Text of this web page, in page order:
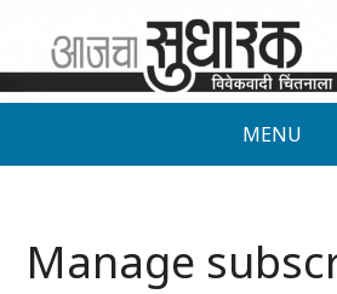
MENU
Manage